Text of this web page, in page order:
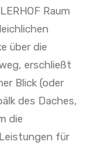
Raum
über die
erschließt
Blick (oder
des Daches,
die
für